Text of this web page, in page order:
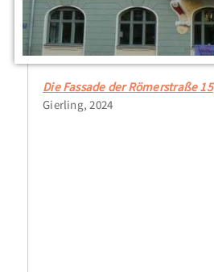
Die Fassade der Römerstraße 15
Gierling, 2024